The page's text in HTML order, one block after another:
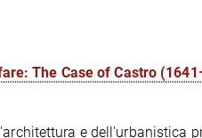
The Case of Castro
e dell'urbanistica